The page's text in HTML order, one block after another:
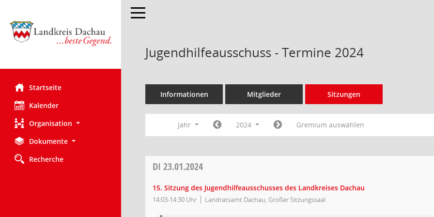
Startseite
Kalender
Organisation
Dokumente
Recherche
Toggle navigation
Jugendhilfeausschuss - Termine 2024
Informationen Mitglieder Sitzungen
Jahr 2024 Gremium auswählen
DI 23.01.2024
15. Sitzung des Jugendhilfeausschusses des Landkreises Dachau
14:03-14:30 Uhr Landratsamt Dachau, Großer Sitzungssaal